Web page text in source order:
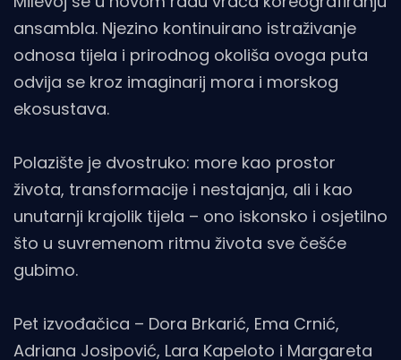
ansambla. Njezino kontinuirano istraživanje
odnosa tijela i prirodnog okoliša ovoga puta
odvija se kroz imaginarij mora i morskog
ekosustava.
Polazište je dvostruko: more kao prostor
života, transformacije i nestajanja, ali i kao
unutarnji krajolik tijela – ono iskonsko i osjetilno
što u suvremenom ritmu života sve češće
gubimo.
Pet izvođačica – Dora Brkarić, Ema Crnić,
Adriana Josipović, Lara Kapeloto i Margareta